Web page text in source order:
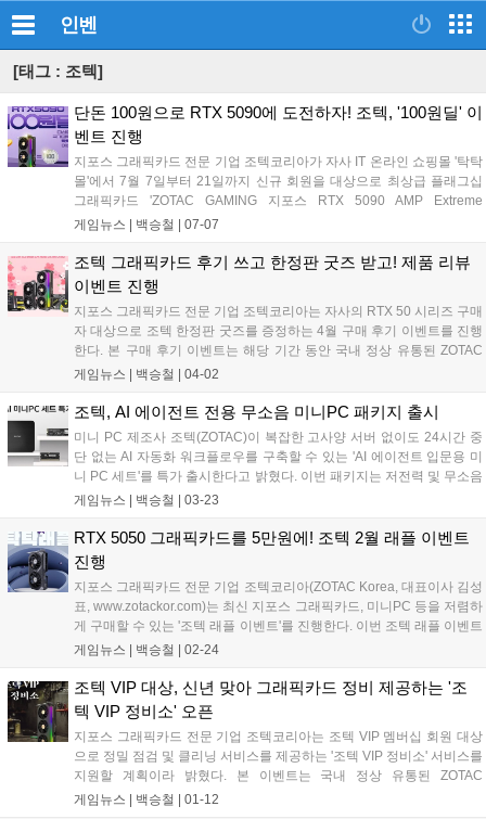
인벤
[태그 : 조텍]
단돈 100원으로 RTX 5090에 도전하자! 조텍, '100원딜' 이
벤트 진행
지포스 그래픽카드 전문 기업 조텍코리아가 자사 IT 온라인 쇼핑몰 '탁탁
몰'에서 7월 7일부터 21일까지 신규 회원을 대상으로 최상급 플래그십
그래픽카드 'ZOTAC GAMING 지포스 RTX 5090 AMP Extreme
INFINITY'를 100원에 구매할 수 있는 '100원딜' 이벤트를 진행한다. 이번
해 게이머들의 비용 부담을 없앤 것이 특징이다....
게임뉴스 | 백승철 07-07
조텍 그래픽카드 후기 쓰고 한정판 굿즈 받고! 제품 리뷰
이벤트 진행
지포스 그래픽카드 전문 기업 조텍코리아는 자사의 RTX 50 시리즈 구매
자 대상으로 조텍 한정판 굿즈를 증정하는 4월 구매 후기 이벤트를 진행
한다. 본 구매 후기 이벤트는 해당 기간 동안 국내 정상 유통된 ZOTAC
GAMING GeForce RTX 50 시리즈 그래픽카드 구매자 대상으로 진행되
분들에 한 해 제공된다. 경품으로는 ZOTAC GAMING 캐릭터 콜라보레
이션 에코백을 증정한다....
게임뉴스 | 백승철 04-02
조텍, AI 에이전트 전용 무소음 미니PC 패키지 출시
미니 PC 제조사 조텍(ZOTAC)이 복잡한 고사양 서버 없이도 24시간 중
단 없는 AI 자동화 워크플로우를 구축할 수 있는 'AI 에이전트 입문용 미
니 PC 세트'를 특가 출시한다고 밝혔다. 이번 패키지는 저전력 및 무소음
설계의 스테디셀러 'ZBOX CI343 Edge'을 주축으로, 고대역폭 DDR5
에이전트 구동 환경을 제공한다....
게임뉴스 | 백승철 03-23
RTX 5050 그래픽카드를 5만원에! 조텍 2월 래플 이벤트
진행
지포스 그래픽카드 전문 기업 조텍코리아(ZOTAC Korea, 대표이사 김성
표, www.zotackor.com)는 최신 지포스 그래픽카드, 미니PC 등을 저렴하
게 구매할 수 있는 '조텍 래플 이벤트'를 진행한다. 이번 조텍 래플 이벤트
에서는 'ZOTAC GAMING 지포스 RTX 5050 Twin Edge 8GB' 제품을 만
링 솔루션, 2 슬롯 컴팩트 폼팩터를 특징으로 하고 있다. 특히, 작은 크기
로 폭넓은 PC 케이스 호환성을 보장하고 뛰어난 전력 효율성까지 보여
준다....
게임뉴스 | 백승철 02-24
조텍 VIP 대상, 신년 맞아 그래픽카드 정비 제공하는 '조
텍 VIP 정비소' 오픈
지포스 그래픽카드 전문 기업 조텍코리아는 조텍 VIP 멤버십 회원 대상
으로 정밀 점검 및 클리닝 서비스를 제공하는 '조텍 VIP 정비소' 서비스를
지원할 계획이라 밝혔다. 본 이벤트는 국내 정상 유통된 ZOTAC
GAMING GeForce RTX 5090 시리즈 최초 구매자이자, 실사용자 대상
게임뉴스 | 백승철 01-12